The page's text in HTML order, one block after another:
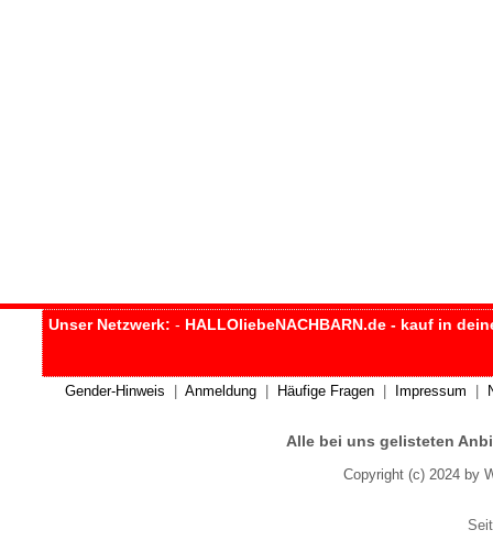
Unser Netzwerk: - HALLOliebeNACHBARN.de - kauf in
Gender-Hinweis Anmeldung| Häufige Fragen| Impressum
Alle bei uns gelisteten
Copyright (c) 2024 by